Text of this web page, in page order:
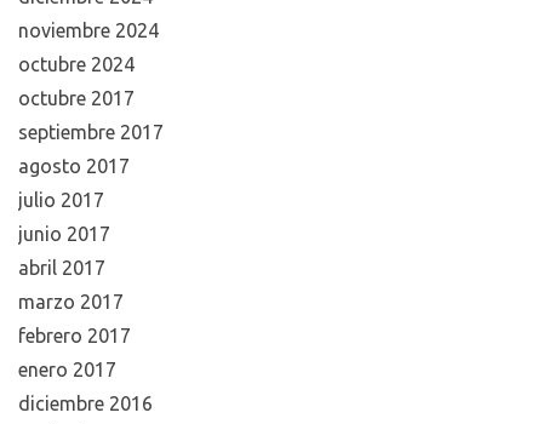
noviembre 2024
octubre 2024
octubre 2017
septiembre 2017
agosto 2017
julio 2017
junio 2017
abril 2017
marzo 2017
febrero 2017
enero 2017
diciembre 2016